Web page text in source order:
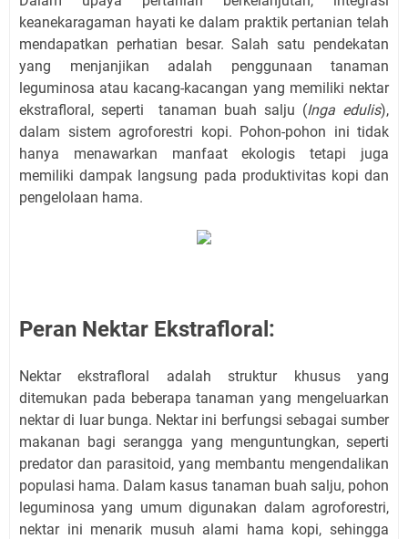
keanekaragaman hayati ke dalam praktik pertanian telah
mendapatkan perhatian besar. Salah satu pendekatan
yang menjanjikan adalah penggunaan tanaman
leguminosa atau kacang-kacangan yang memiliki nektar
ekstrafloral, seperti tanaman buah salju (Inga edulis),
dalam sistem agroforestri kopi. Pohon-pohon ini tidak
hanya menawarkan manfaat ekologis tetapi juga
memiliki dampak langsung pada produktivitas kopi dan
pengelolaan hama.
Peran Nektar Ekstrafloral:
Nektar ekstrafloral adalah struktur khusus yang
ditemukan pada beberapa tanaman yang mengeluarkan
nektar di luar bunga. Nektar ini berfungsi sebagai sumber
makanan bagi serangga yang menguntungkan, seperti
predator dan parasitoid, yang membantu mengendalikan
populasi hama. Dalam kasus tanaman buah salju, pohon
leguminosa yang umum digunakan dalam agroforestri,
nektar ini menarik musuh alami hama kopi, sehingga